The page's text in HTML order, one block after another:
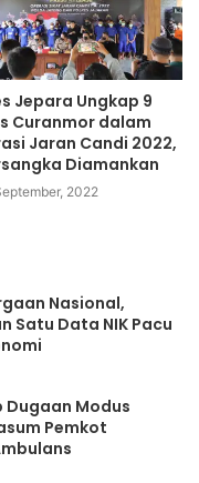
Jepara Ungkap 9
Curanmor dalam
Jaran Candi 2022,
Diamankan
2022
Nasional,
Satu Data NIK Pacu
Dugaan Modus
Pemkot